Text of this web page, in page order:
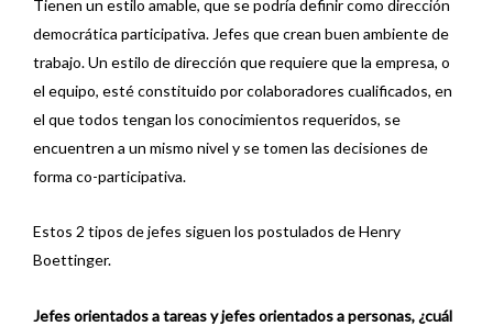
Tienen un estilo amable, que se podría definir como dirección
democrática participativa. Jefes que crean buen ambiente de
trabajo. Un estilo de dirección que requiere que la empresa, o
el equipo, esté constituido por colaboradores cualificados, en
el que todos tengan los conocimientos requeridos, se
encuentren a un mismo nivel y se tomen las decisiones de
forma co-participativa.
Estos 2 tipos de jefes siguen los postulados de Henry
Boettinger.
Jefes orientados a tareas y jefes orientados a personas, ¿cuál